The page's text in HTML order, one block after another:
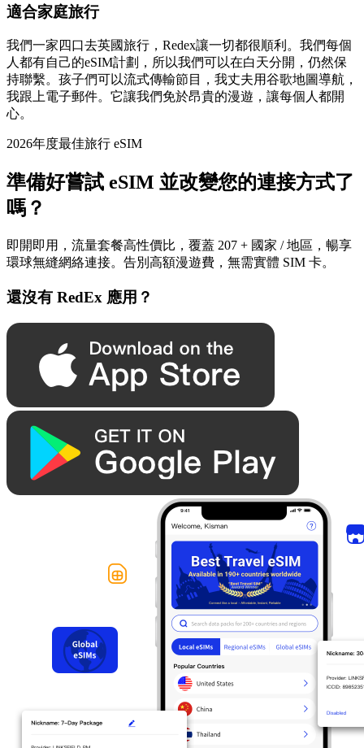
適合家庭旅行
我們一家四口去英國旅行，Redex讓一切都很順利。我們每個
人都有自己的eSIM計劃，所以我們可以在白天分開，仍然保
持聯繫。孩子們可以流式傳輸節目，我丈夫用谷歌地圖導航，
我跟上電子郵件。它讓我們免於昂貴的漫遊，讓每個人都開
心。
2026年度最佳旅行 eSIM
準備好嘗試 eSIM 並改變您的連接方式了
嗎？
即開即用，流量套餐高性價比，覆蓋 207 + 國家 / 地區，暢享
環球無縫網絡連接。告別高額漫遊費，無需實體 SIM 卡。
還沒有 RedEx 應用？